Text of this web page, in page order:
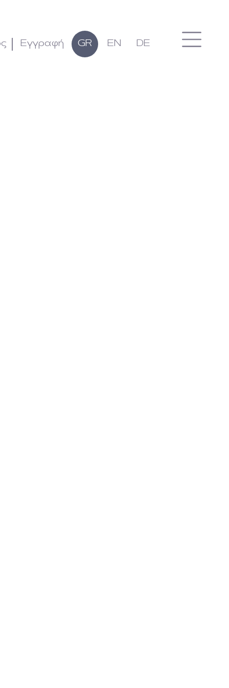
Εγγραφή GR EN DE